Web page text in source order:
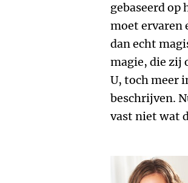
gebaseerd
moet ervaren
dan echt
magie, die zij
U, toch meer
beschrijven.
vast niet wat